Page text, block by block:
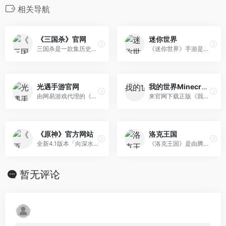
相关导航
《三国杀》官网
三国杀是一款集历史、美术、卡牌等元素于一身的原创三国题材策略卡牌游戏。《三国杀OL》&amp;《三国杀十周年》支持PC、移动多端登录，数据互通！保留 身份、国战经典玩法，创新推出2V2、斗地主模式，更有丰富主题的PVE玩法体验！重制版，福利畅玩版，等你体验！
迷你世界
《迷你世界》手游是一款超好玩的3D沙盒游戏,在这里你可以自由创造和破坏,还可以找到非常好玩的地图,快来和小伙伴们一起联机吧！！
光遇手游官网
由网易游戏代理的《光·遇》奇妙之旅 归巢季正在进行中，全新地图云巢上线，快来帮助小镇恢复生机，一起建起心的乐园吧！
我的世界Minecraft中国版官方网站
来官网下载正版《我的世界》，不仅可以获得更加稳定的联机体验，还能快人一步抢先体验更新内容！凭借开放自由的游戏世界、超乎想象的游戏玩法，《我的世界》深受上亿玩家的喜爱。玩家可以在游戏中冒险，探索随机生成的世界。配合丰富的组件资源，更能够自由定制自己的游戏世界，开启任意你想要的玩法。你想玩的，这里都有，快来官 网下载吧！
《原神》官方网站
全新4.1版本「向深水中的晨星」现已推出！《原神》是由米哈游自研的一款开放世界冒险RPG。你将在游戏中探索一个被称作「提瓦特」的幻想世界。在这广阔的世界中，你可以踏遍七国，邂逅性格各异、能力独特的同伴，与他们一同对抗强敌，踏上寻回血亲之路；也可以不带目的地漫游，沉浸在充满生机的世界里，让好奇心驱使自己发掘各个角 落的奥秘……直到你与分离的血亲重聚，在终点见证一切事物的沉淀。
洛克王国
《洛克王国》是由腾讯运营的中国最大的儿童网上健康乐园，专为孩子们设计的儿童魔幻社区，会说话的猫头鹰、会飞的扫帚，奇妙的魔法课教师，这不是哈利波特和爱丽丝才拥有的奇幻仙境，这是真正属于孩子们的魔法王国。
暂无评论